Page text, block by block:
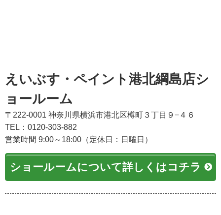
えいぶす・ペイント港北綱島店シ
ョールーム
〒222-0001 神奈川県横浜市港北区樽町３丁目９−４６
TEL：0120-303-882
営業時間 9:00～18:00（定休日：日曜日）
ショールームについて詳しくはコチラ